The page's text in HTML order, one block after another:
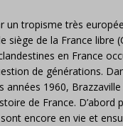
un tropisme très
siège de la France libre
en France
de générations.
années 1960,
de France. D’abord
encore en vie et